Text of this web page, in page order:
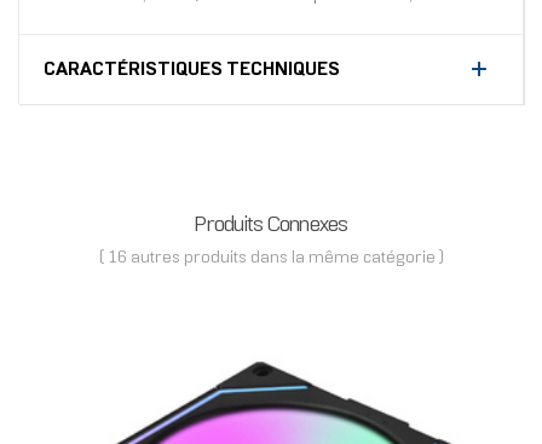
CARACTÉRISTIQUES TECHNIQUES
Produits Connexes
( 16 autres produits dans la même catégorie )